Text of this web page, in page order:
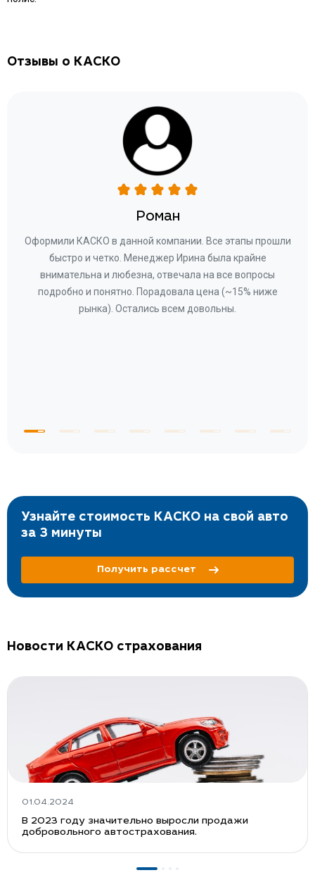
Отзывы о КАСКО
Роман
Оформили КАСКО в данной компании. Все этапы прошли
быстро и четко. Менеджер Ирина была крайне
внимательна и любезна, отвечала на все вопросы
подробно и понятно. Порадовала цена (~15% ниже
рынка). Остались всем довольны.
Узнайте стоимость КАСКО на свой авто
за 3 минуты
Получить рассчет
Новости КАСКО страхования
01.04.2024
В 2023 году значительно выросли продажи
добровольного автострахования.